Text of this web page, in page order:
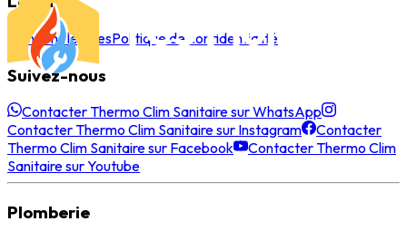
Mentions légalesPolitique de confidentialité
Suivez-nous
Contacter Thermo Clim Sanitaire sur WhatsApp
Contacter Thermo Clim Sanitaire sur Instagram
Contacter
Thermo Clim Sanitaire sur Facebook
Contacter Thermo Clim
Sanitaire sur Youtube
Plomberie